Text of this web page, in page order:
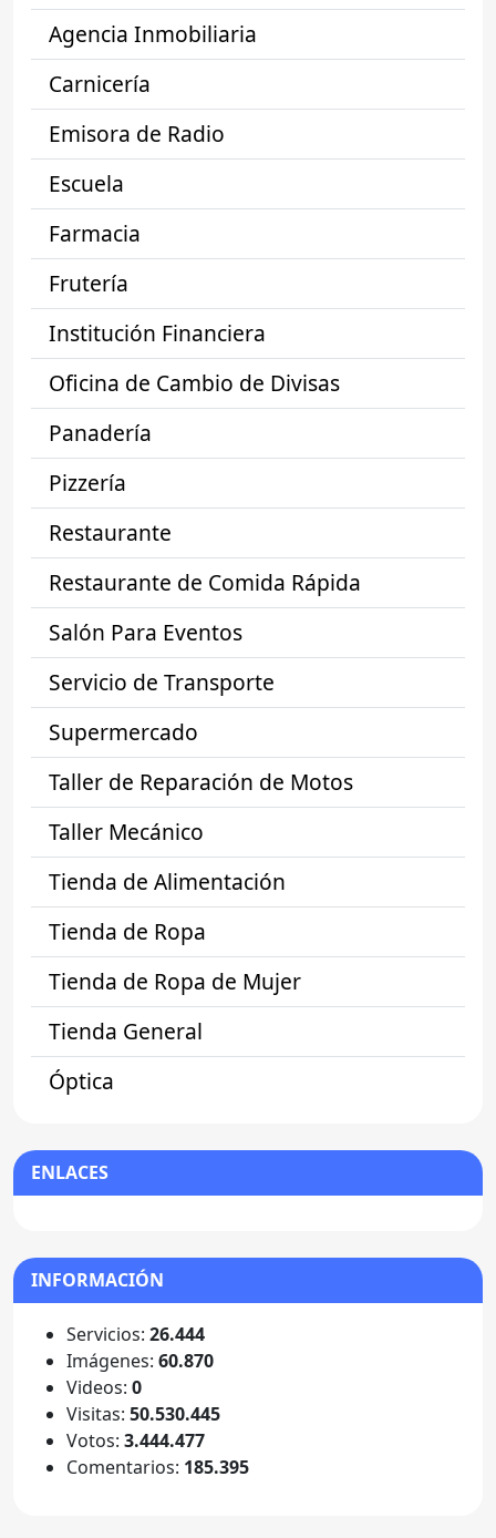
Agencia Inmobiliaria
Carnicería
Emisora de Radio
Escuela
Farmacia
Frutería
Institución Financiera
Oficina de Cambio de Divisas
Panadería
Pizzería
Restaurante
Restaurante de Comida Rápida
Salón Para Eventos
Servicio de Transporte
Supermercado
Taller de Reparación de Motos
Taller Mecánico
Tienda de Alimentación
Tienda de Ropa
Tienda de Ropa de Mujer
Tienda General
Óptica
ENLACES
INFORMACIÓN
Servicios: 26.444
Imágenes: 60.870
Videos: 0
Visitas: 50.530.445
Votos: 3.444.477
Comentarios: 185.395